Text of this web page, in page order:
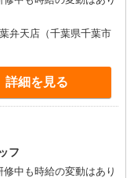
弁天店（千葉県千葉市
詳細を見る
フ
中も時給の変動はあり